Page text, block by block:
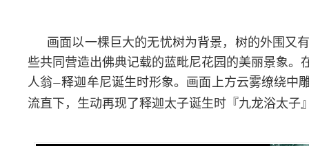
画面以一棵巨大的无忧树为背景，树的外围又
些共同营造出佛典记载的蓝毗尼花园的美丽景象。
人翁—释迦牟尼诞生时形象。 画面上方云雾缭绕中
流直下，生动再现了释迦太子诞生时『九龙浴太子